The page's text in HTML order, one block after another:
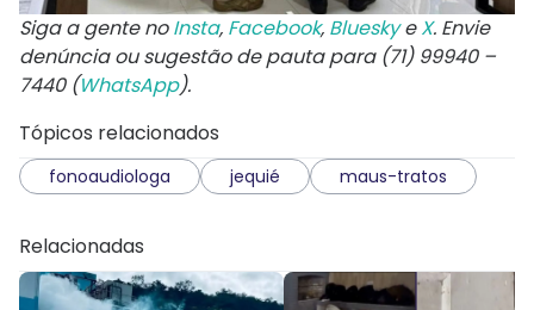
Siga a gente noInsta, Facebook, BlueskyeX. Envie
denúncia ou sugestão de pauta para (71) 99940 –
7440 (WhatsApp).
Tópicos relacionados
fonoaudiologa jequié maus-tratos
Relacionadas